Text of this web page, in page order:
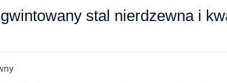
stal nierdzewna i